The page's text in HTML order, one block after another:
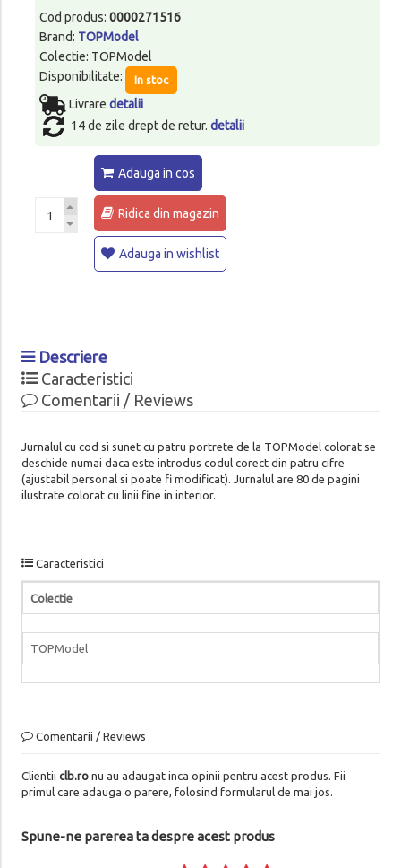
Cod produs: 0000271516
Brand: TOPModel
Colectie: TOPModel
Disponibilitate:
In stoc
Livrare detalii
14 de zile drept de retur. detalii
Adauga in cos
Ridica din magazin
Adauga in wishlist
Descriere
Caracteristici
Comentarii / Reviews
Jurnalul cu cod si sunet cu patru portrete de la TOPModel colorat se
deschide numai daca este introdus codul corect din patru cifre
(ajustabil personal si poate fi modificat). Jurnalul are 80 de pagini
ilustrate colorat cu linii fine in interior.
Caracteristici
Colectie
TOPModel
Comentarii / Reviews
Clientii clb.ronu au adaugat inca opinii pentru acest produs. Fii
primul care adauga o parere, folosind formularul de mai jos.
Spune-ne parerea ta despre acest produs